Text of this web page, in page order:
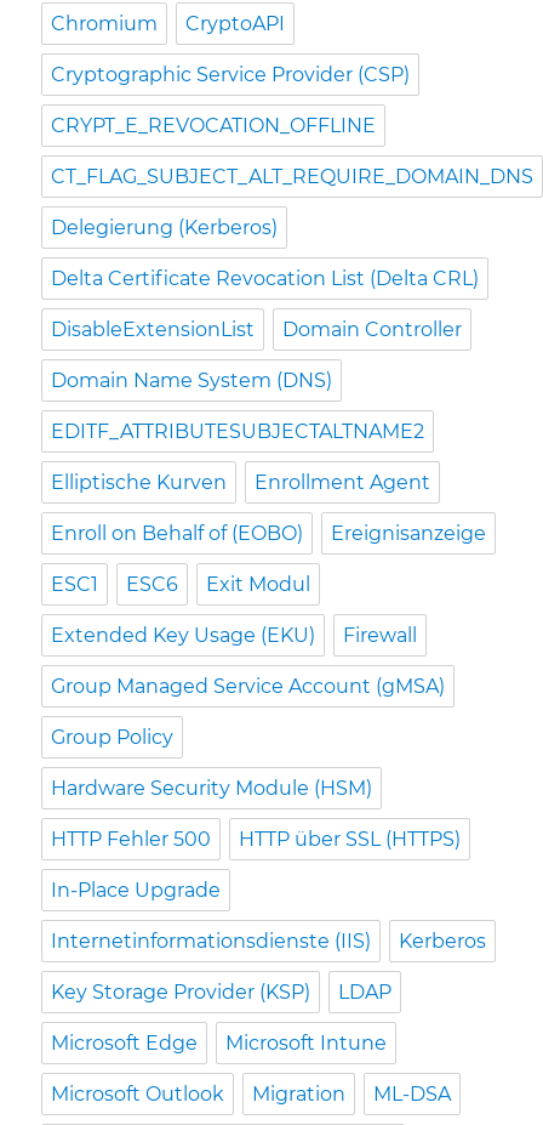
Chromium CryptoAPI
Cryptographic Service Provider (CSP)
CRYPT_E_REVOCATION_OFFLINE
CT_FLAG_SUBJECT_ALT_REQUIRE_DOMAIN_DNS
Delegierung (Kerberos)
Delta Certificate Revocation List (Delta CRL)
DisableExtensionList Domain Controller
Domain Name System (DNS)
EDITF_ATTRIBUTESUBJECTALTNAME2
Elliptische Kurven Enrollment Agent
Enroll on Behalf of (EOBO) Ereignisanzeige
ESC1 ESC6 Exit Modul
Extended Key Usage (EKU) Firewall
Group Managed Service Account (gMSA)
Group Policy
Hardware Security Module (HSM)
HTTP Fehler 500 HTTP über SSL (HTTPS)
In-Place Upgrade
Internetinformationsdienste (IIS) Kerberos
Key Storage Provider (KSP) LDAP
Microsoft Edge Microsoft Intune
Microsoft Outlook Migration ML-DSA